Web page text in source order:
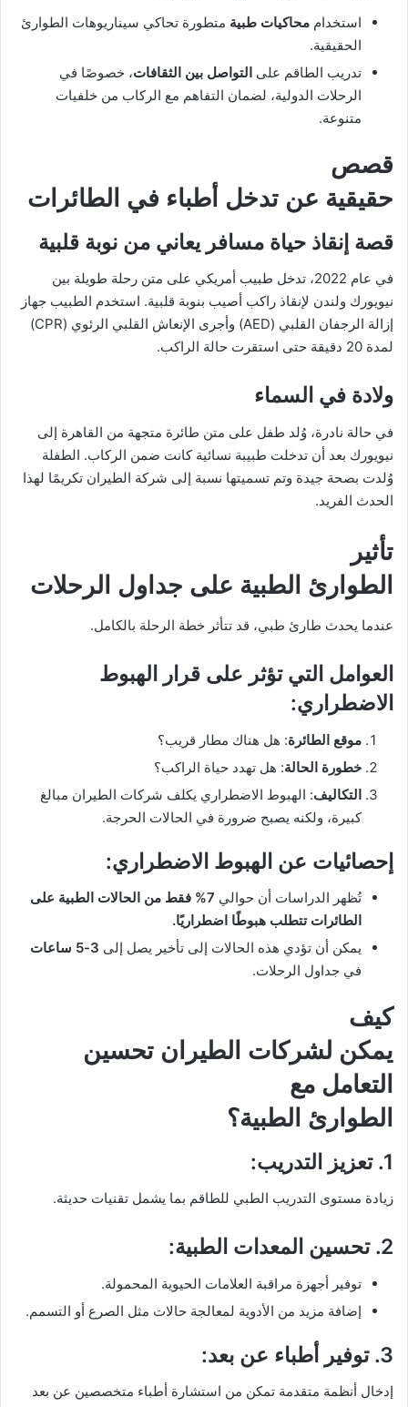
استخدام محاكيات طبية متطورة تحاكي سيناريوهات الطوارئ
الحقيقية.
تدريب الطاقم على التواصل بين الثقافات، خصوصًا في
الرحلات الدولية، لضمان التفاهم مع الركاب من خلفيات
متنوعة.
قصص
حقيقية عن تدخل أطباء في الطائرات
قصة إنقاذ حياة مسافر يعاني من نوبة قلبية
في عام 2022، تدخل طبيب أمريكي على متن رحلة طويلة بين
نيويورك ولندن لإنقاذ راكب أصيب بنوبة قلبية. استخدم الطبيب جهاز
إزالة الرجفان القلبي (AED) وأجرى الإنعاش القلبي الرئوي (CPR)
لمدة 20 دقيقة حتى استقرت حالة الراكب.
ولادة في السماء
في حالة نادرة، وُلد طفل على متن طائرة متجهة من القاهرة إلى
نيويورك بعد أن تدخلت طبيبة نسائية كانت ضمن الركاب. الطفلة
وُلدت بصحة جيدة وتم تسميتها نسبة إلى شركة الطيران تكريمًا لهذا
الحدث الفريد.
تأثير
الطوارئ الطبية على جداول الرحلات
عندما يحدث طارئ طبي، قد تتأثر خطة الرحلة بالكامل.
العوامل التي تؤثر على قرار الهبوط
الاضطراري:
موقع الطائرة: هل هناك مطار قريب؟
خطورة الحالة: هل تهدد حياة الراكب؟
التكاليف: الهبوط الاضطراري يكلف شركات الطيران مبالغ
كبيرة، ولكنه يصبح ضرورة في الحالات الحرجة.
إحصائيات عن الهبوط الاضطراري:
تُظهر الدراسات أن حوالي
7% فقط من الحالات الطبية على
الطائرات تتطلب هبوطًا اضطراريًا.
يمكن أن تؤدي هذه الحالات إلى تأخير يصل إلى 3-5 ساعات
في جداول الرحلات.
كيف
يمكن لشركات الطيران تحسين
التعامل مع
الطوارئ الطبية؟
1. تعزيز التدريب:
زيادة مستوى التدريب الطبي للطاقم بما يشمل تقنيات حديثة.
2. تحسين المعدات الطبية:
توفير أجهزة مراقبة العلامات الحيوية المحمولة.
إضافة مزيد من الأدوية لمعالجة حالات مثل الصرع أو التسمم.
3. توفير أطباء عن بعد:
إدخال أنظمة متقدمة تمكن من استشارة أطباء متخصصين عن بعد